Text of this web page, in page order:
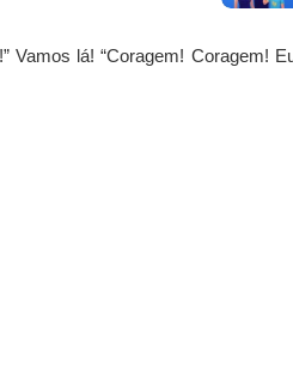
Vamos lá! “Coragem! Coragem!